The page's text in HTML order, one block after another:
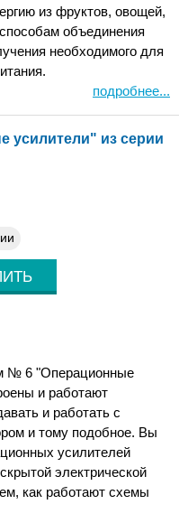
из фруктов, овощей,
объединения
необходимого для
подробнее...
усилители" из серии
№ 6 "Операционные
и работают
и работать с
и тому подобное. Вы
усилителей
электрической
как работают схемы